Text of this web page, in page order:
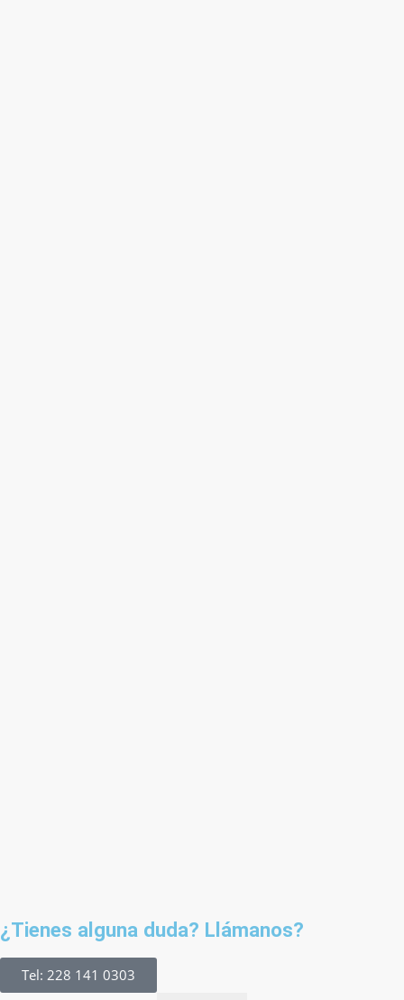
¿Tienes alguna duda? Llámanos?
Tel: 228 141 0303